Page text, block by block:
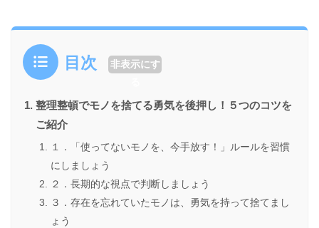
目次
非表示にす
整理整頓でモノを捨てる勇気を後押し！５つのコツを
ご紹介
１．「使ってないモノを、今手放す！」ルールを習慣
にしましょう
２．長期的な視点で判断しましょう
３．存在を忘れていたモノは、勇気を持って捨てまし
ょう